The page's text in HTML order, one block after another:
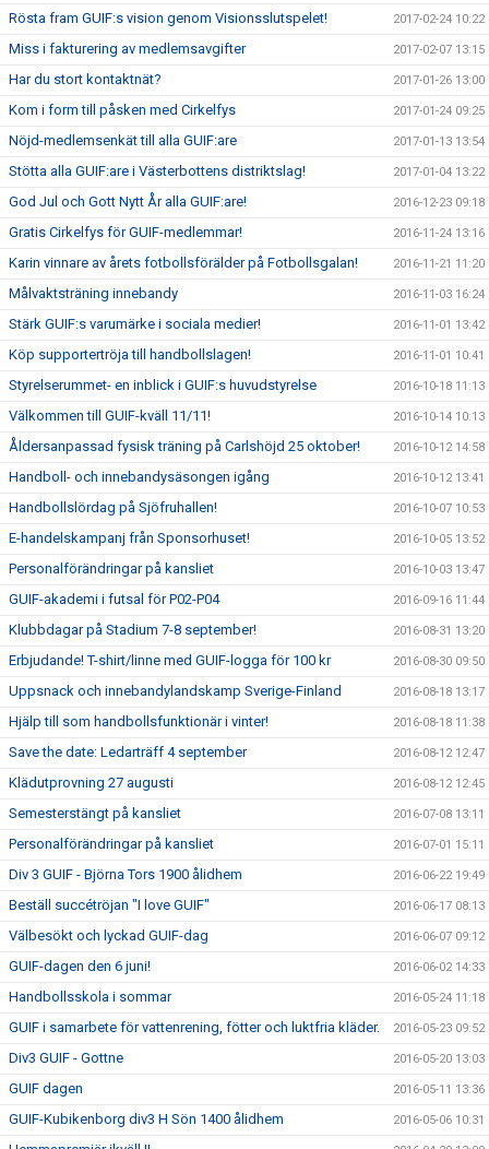
Rösta fram GUIF:s vision genom Visionsslutspelet! 2017-02-24 10:22
Miss i fakturering av medlemsavgifter 2017-02-07 13:15
Har du stort kontaktnät? 2017-01-26 13:00
Kom i form till påsken med Cirkelfys 2017-01-24 09:25
Nöjd-medlemsenkät till alla GUIF:are 2017-01-13 13:54
Stötta alla GUIF:are i Västerbottens distriktslag! 2017-01-04 13:22
God Jul och Gott Nytt År alla GUIF:are! 2016-12-23 09:18
Gratis Cirkelfys för GUIF-medlemmar! 2016-11-24 13:16
Karin vinnare av årets fotbollsförälder på Fotbollsgalan! 2016-11-21 11:20
Målvaktsträning innebandy 2016-11-03 16:24
Stärk GUIF:s varumärke i sociala medier! 2016-11-01 13:42
Köp supportertröja till handbollslagen! 2016-11-01 10:41
Styrelserummet- en inblick i GUIF:s huvudstyrelse 2016-10-18 11:13
Välkommen till GUIF-kväll 11/11! 2016-10-14 10:13
Åldersanpassad fysisk träning på Carlshöjd 25 oktober! 2016-10-12 14:58
Handboll- och innebandysäsongen igång 2016-10-12 13:41
Handbollslördag på Sjöfruhallen! 2016-10-07 10:53
E-handelskampanj från Sponsorhuset! 2016-10-05 13:52
Personalförändringar på kansliet 2016-10-03 13:47
GUIF-akademi i futsal för P02-P04 2016-09-16 11:44
Klubbdagar på Stadium 7-8 september! 2016-08-31 13:20
Erbjudande! T-shirt/linne med GUIF-logga för 100 kr 2016-08-30 09:50
Uppsnack och innebandylandskamp Sverige-Finland 2016-08-18 13:17
Hjälp till som handbollsfunktionär i vinter! 2016-08-18 11:38
Save the date: Ledarträff 4 september 2016-08-12 12:47
Klädutprovning 27 augusti 2016-08-12 12:45
Semesterstängt på kansliet 2016-07-08 13:11
Personalförändringar på kansliet 2016-07-01 15:11
Div 3 GUIF - Björna Tors 1900 ålidhem 2016-06-22 19:49
Beställ succétröjan "I love GUIF" 2016-06-17 08:13
Välbesökt och lyckad GUIF-dag 2016-06-07 09:12
GUIF-dagen den 6 juni! 2016-06-02 14:33
Handbollsskola i sommar 2016-05-24 11:18
GUIF i samarbete för vattenrening, fötter och luktfria kläder. 2016-05-23 09:52
Div3 GUIF - Gottne 2016-05-20 13:03
GUIF dagen 2016-05-11 13:36
GUIF-Kubikenborg div3 H Sön 1400 ålidhem 2016-05-06 10:31